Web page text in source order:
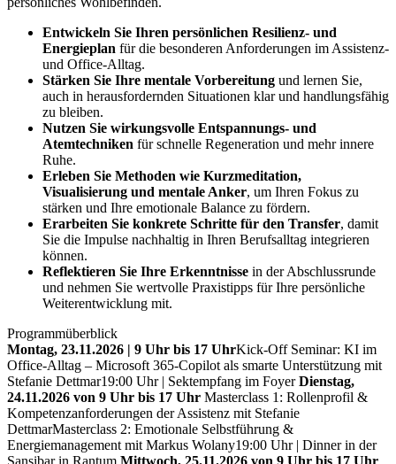
Entwickeln Sie Ihren persönlichen Resilienz- und
Energieplan für die besonderen Anforderungen im Assistenz-
und Office-Alltag.
Stärken Sie Ihre mentale Vorbereitung und lernen Sie,
auch in herausfordernden Situationen klar und handlungsfähig
zu bleiben.
Nutzen Sie wirkungsvolle Entspannungs- und
Atemtechniken für schnelle Regeneration und mehr innere
Ruhe.
Erleben Sie Methoden wie Kurzmeditation,
Visualisierung und mentale Anker, um Ihren Fokus zu
stärken und Ihre emotionale Balance zu fördern.
Erarbeiten Sie konkrete Schritte für den Transfer, damit
Sie die Impulse nachhaltig in Ihren Berufsalltag integrieren
können.
Reflektieren Sie Ihre Erkenntnisse in der Abschlussrunde
und nehmen Sie wertvolle Praxistipps für Ihre persönliche
Weiterentwicklung mit.
Programmüberblick
Montag, 23.11.2026 | 9 Uhr bis 17 UhrKick-Off Seminar: KI im
Office-Alltag – Microsoft 365-Copilot als smarte Unterstützung mit
Stefanie Dettmar19:00 Uhr | Sektempfang im Foyer Dienstag,
24.11.2026 von 9 Uhr bis 17 Uhr Masterclass 1: Rollenprofil &
Kompetenzanforderungen der Assistenz mit Stefanie
DettmarMasterclass 2: Emotionale Selbstführung &
Energiemanagement mit Markus Wolany19:00 Uhr | Dinner in der
Sansibar in Rantum Mittwoch, 25.11.2026 von 9 Uhr bis 17 Uhr